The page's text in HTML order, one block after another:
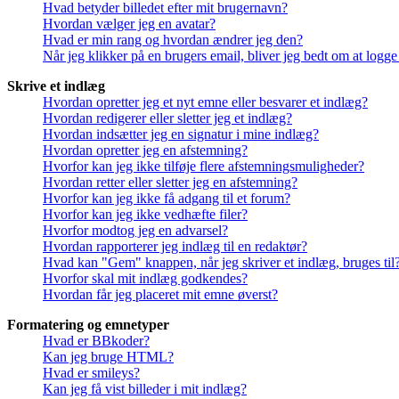
Hvad betyder billedet efter mit brugernavn?
Hvordan vælger jeg en avatar?
Hvad er min rang og hvordan ændrer jeg den?
Når jeg klikker på en brugers email, bliver jeg bedt om at
Skrive et indlæg
Hvordan opretter jeg et nyt emne eller besvarer et indlæg?
Hvordan redigerer eller sletter jeg et indlæg?
Hvordan indsætter jeg en signatur i mine indlæg?
Hvordan opretter jeg en afstemning?
Hvorfor kan jeg ikke tilføje flere afstemningsmuligheder?
Hvordan retter eller sletter jeg en afstemning?
Hvorfor kan jeg ikke få adgang til et forum?
Hvorfor kan jeg ikke vedhæfte filer?
Hvorfor modtog jeg en advarsel?
Hvordan rapporterer jeg indlæg til en redaktør?
Hvad kan "Gem" knappen, når jeg skriver et indlæg, bruges
Hvorfor skal mit indlæg godkendes?
Hvordan får jeg placeret mit emne øverst?
Formatering og emnetyper
Hvad er BBkoder?
Kan jeg bruge HTML?
Hvad er smileys?
Kan jeg få vist billeder i mit indlæg?